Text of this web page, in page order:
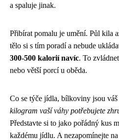
a spaluje jinak.
Přibírat pomalu je umění. Půl kila
tělo si s tím poradí a nebude
300-500 kalorií navíc. To
nebo větší porcí u oběda.
Co se týče jídla, bílkoviny jsou váš
kilogram vaší váhy potřebujete
Představte si to jako pořádný kus
každému jídlu. A nezapomínejte